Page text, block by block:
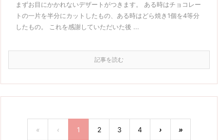
まずお目にかかれないデザートがつきます。 ある時はチョコレー
トの一片を半分にカットしたもの、ある時はどら焼き1個を4等分
したもの。 これを感謝していただいた後 ...
記事を読む
« ‹ 1 2 3 4 › »